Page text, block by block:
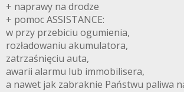
+ naprawy na drodze
+ pomoc ASSISTANCE:
w przy przebiciu ogumienia,
rozładowaniu akumulatora,
zatrzaśnięciu auta,
awarii alarmu lub immobilisera,
a nawet jak zabraknie Państwu paliwa